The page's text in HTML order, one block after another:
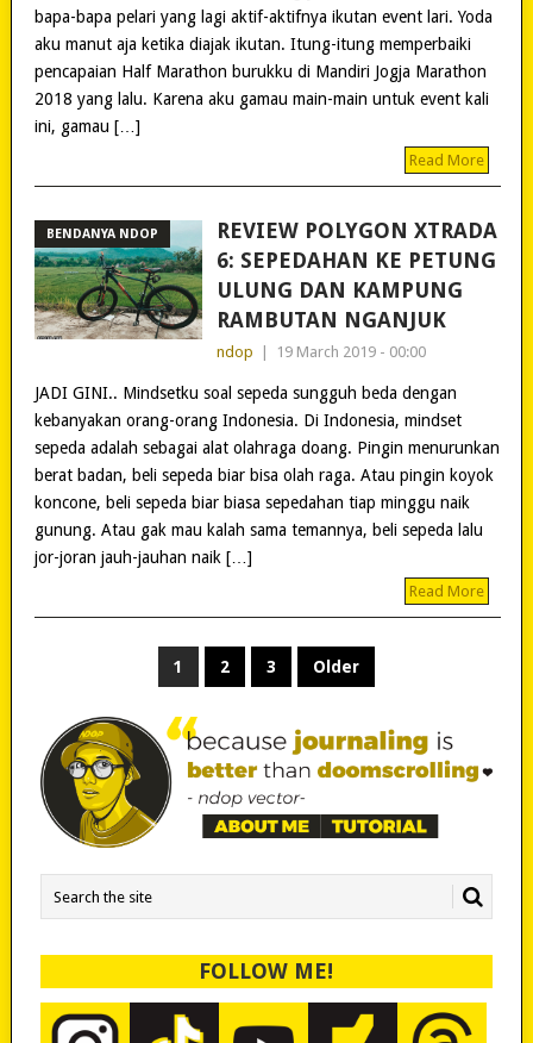
bapa-bapa pelari yang lagi aktif-aktifnya ikutan event lari. Yoda
aku manut aja ketika diajak ikutan. Itung-itung memperbaiki
pencapaian Half Marathon burukku di Mandiri Jogja Marathon
2018 yang lalu. Karena aku gamau main-main untuk event kali
ini, gamau […]
Read More
BENDANYA NDOP
REVIEW POLYGON XTRADA
6: SEPEDAHAN KE PETUNG
ULUNG DAN KAMPUNG
RAMBUTAN NGANJUK
ndop 19 March 2019 - 00:00
JADI GINI.. Mindsetku soal sepeda sungguh beda dengan
kebanyakan orang-orang Indonesia. Di Indonesia, mindset
sepeda adalah sebagai alat olahraga doang. Pingin menurunkan
berat badan, beli sepeda biar bisa olah raga. Atau pingin koyok
koncone, beli sepeda biar biasa sepedahan tiap minggu naik
gunung. Atau gak mau kalah sama temannya, beli sepeda lalu
jor-joran jauh-jauhan naik […]
Read More
1 2 3 Older
FOLLOW ME!